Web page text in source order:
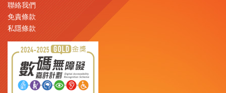
聯絡我們
免責條款
私隱條款